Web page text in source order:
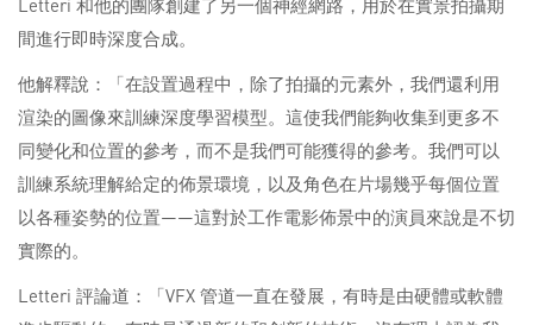
間進行即時深度合成。
他解釋說：「在設置過程中，除了拍攝的元素外，我們還利用
渲染的圖像來訓練深度學習模型。這使我們能夠收集到更多不
同變化和位置的參考，而不是我們可能獲得的參考。我們可以
訓練系統理解給定的佈景環境，以及角色在片場幾乎每個位置
以各種姿勢的位置——這對於工作電影佈景中的演員來說是不切
實際的。
Letteri 評論道：「VFX 管道一直在發展，有時是由硬體或軟體